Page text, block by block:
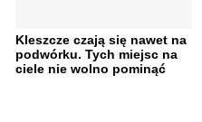
Kleszcze czają się nawet na
podwórku. Tych miejsc na
ciele nie wolno pominąć